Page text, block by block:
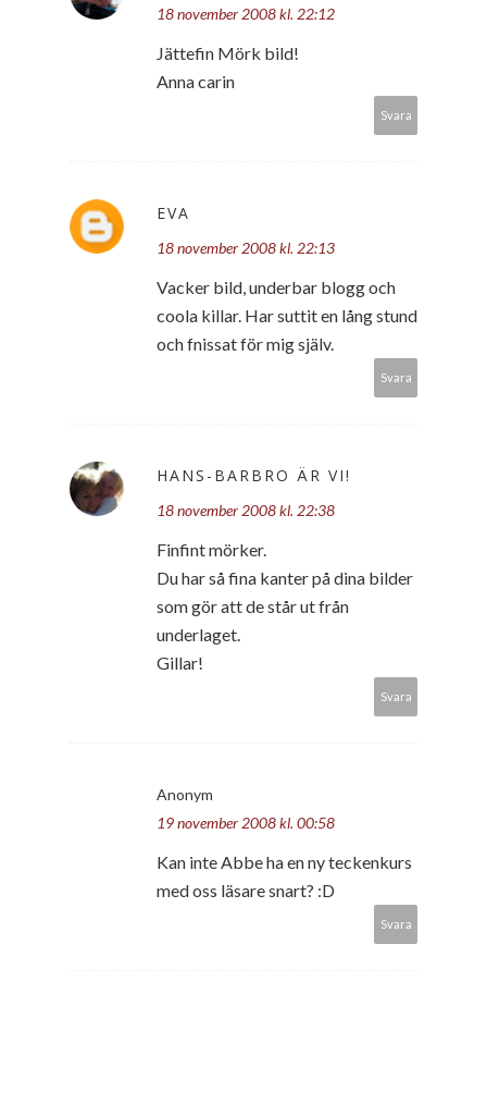
18 november 2008 kl. 22:12
Jättefin Mörk bild!
Anna carin
Svara
EVA
18 november 2008 kl. 22:13
Vacker bild, underbar blogg och
coola killar. Har suttit en lång stund
och fnissat för mig själv.
Svara
HANS-BARBRO ÄR VI!
18 november 2008 kl. 22:38
Finfint mörker.
Du har så fina kanter på dina bilder
som gör att de står ut från
underlaget.
Gillar!
Svara
Anonym
19 november 2008 kl. 00:58
Kan inte Abbe ha en ny teckenkurs
med oss läsare snart? :D
Svara